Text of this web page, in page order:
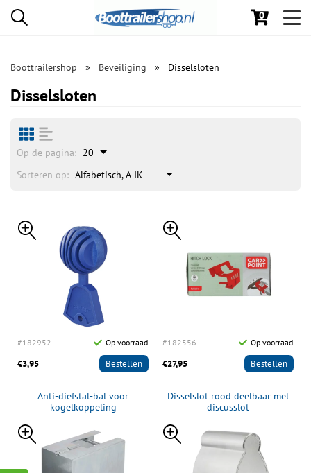
0
Boottrailershop Beveiliging Disselsloten
Disselsloten
Op de pagina: 20
Sorteren op: Alfabetisch, A-IK
#182952 Op voorraad
€3,95 Bestellen
Anti-diefstal-bal voor
kogelkoppeling
#182556 Op voorraad
€27,95 Bestellen
Disselslot rood deelbaar met
discusslot